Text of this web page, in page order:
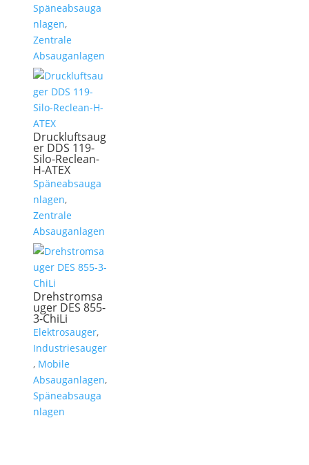
Späneabsauga
nlagen,
Zentrale
Absauganlagen
Druckluftsaug
er DDS 119-
Silo-Reclean-
H-ATEX
Späneabsauga
nlagen,
Zentrale
Absauganlagen
Drehstromsa
uger DES 855-
3-ChiLi
Elektrosauger,
Industriesauger
, Mobile
Absauganlagen,
Späneabsauga
nlagen